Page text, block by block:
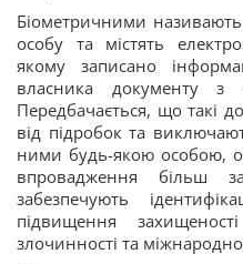
Біометричними
особу та містять
якому записано
власника документу з
Передбачається, що такі
від підробок та
ними будь-якою особою,
впровадження більш
забезпечують
підвищення
злочинності та